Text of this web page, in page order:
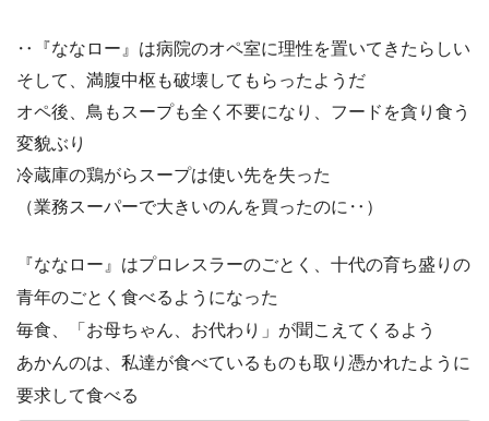
‥『ななロー』は病院のオペ室に理性を置いてきたらしい
そして、満腹中枢も破壊してもらったようだ
オペ後、鳥もスープも全く不要になり、フードを貪り食う
変貌ぶり
冷蔵庫の鶏がらスープは使い先を失った
（業務スーパーで大きいのんを買ったのに‥）
『ななロー』はプロレスラーのごとく、十代の育ち盛りの
青年のごとく食べるようになった
毎食、「お母ちゃん、お代わり」が聞こえてくるよう
あかんのは、私達が食べているものも取り憑かれたように
要求して食べる